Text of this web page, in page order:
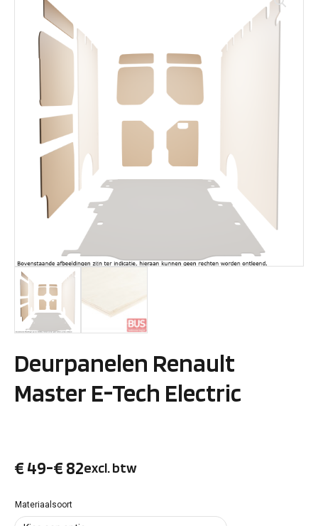
Deurpanelen Renault
Master E-Tech Electric
€ 49-€ 82
Prijsklasse:
€ 49
excl. btw
Materiaalsoort